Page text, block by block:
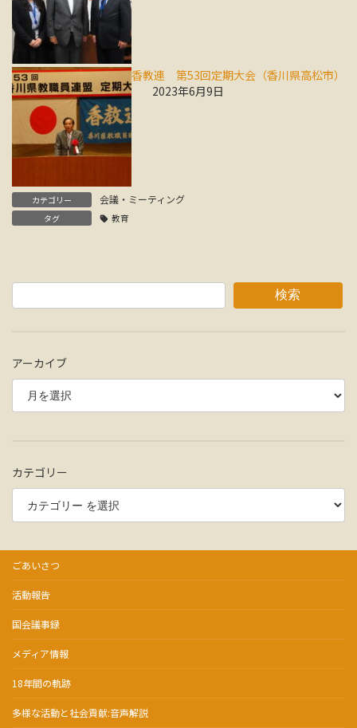
香教連 第53回定期大会（香川県高松市）
2023年6月9日
カテゴリー 会議・ミーティング
タグ 教育
検索
アーカイブ
カテゴリー
ごあいさつ
活動報告
国会議事録
メディア情報
18年間の軌跡
多様な活動と社会貢献:音声解説